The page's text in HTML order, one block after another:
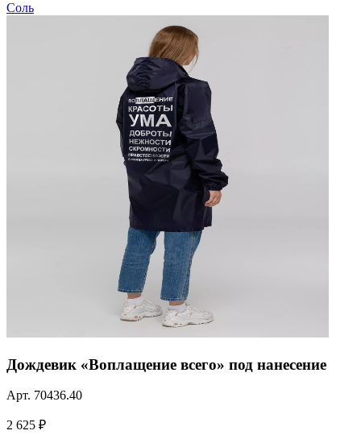
Соль
Дождевик «Воплащение всего» под нанесение
Арт. 70436.40
2 625 ₽